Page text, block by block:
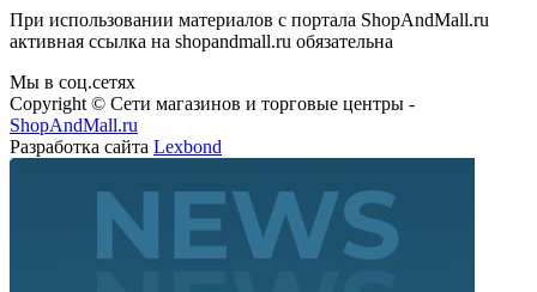
При использовании материалов с портала ShopAndMall.ru
активная ссылка на shopandmall.ru обязательна
Мы в соц.сетях
Copyright © Сети магазинов и торговые центры -
ShopAndMall.ru
Разработка сайта Lexbond